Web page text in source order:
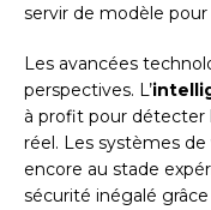
servir de modèle
Les avancées
perspectives. L’
à profit pour détecter
réel. Les systèmes de
encore au stade
sécurité inégalé